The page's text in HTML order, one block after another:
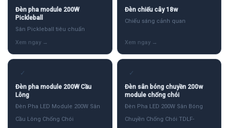
Đèn pha module 200W
Pickleball
Sân Pickleball tiêu chuẩn
Đèn chiếu cây 18w
Chiếu sáng cảnh quan
✓
Đèn pha module 200W Cầu
Lông
Đèn Pha LED Module 200W Sân
Cầu Lông Chống Chói
✓
Đèn sân bóng chuyền 200w
module chống chói
Đèn Pha LED 200W Sân Bóng
Chuyền Chống Chói TDLF-